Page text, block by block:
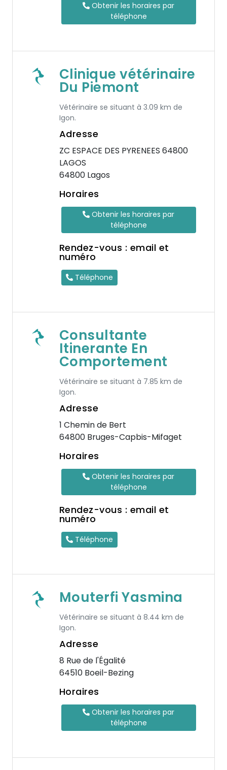
Obtenir les horaires par
téléphone
Clinique vétérinaire
Du Piemont
Vétérinaire se situant à 3.09 km de
Igon.
Adresse
ZC ESPACE DES PYRENEES 64800
LAGOS
64800 Lagos
Horaires
Obtenir les horaires par
téléphone
Rendez-vous : email et
numéro
Téléphone
Consultante
Itinerante En
Comportement
Vétérinaire se situant à 7.85 km de
Igon.
Adresse
1 Chemin de Bert
64800 Bruges-Capbis-Mifaget
Horaires
Obtenir les horaires par
téléphone
Rendez-vous : email et
numéro
Téléphone
Mouterfi Yasmina
Vétérinaire se situant à 8.44 km de
Igon.
Adresse
8 Rue de l'Égalité
64510 Boeil-Bezing
Horaires
Obtenir les horaires par
téléphone